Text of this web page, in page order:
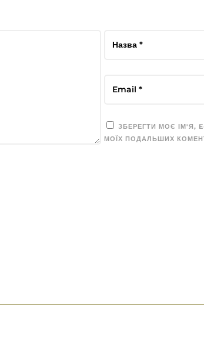
ЗБЕРЕГТИ МОЄ ІМ'Я,
МОЇХ ПОДАЛЬШИХ